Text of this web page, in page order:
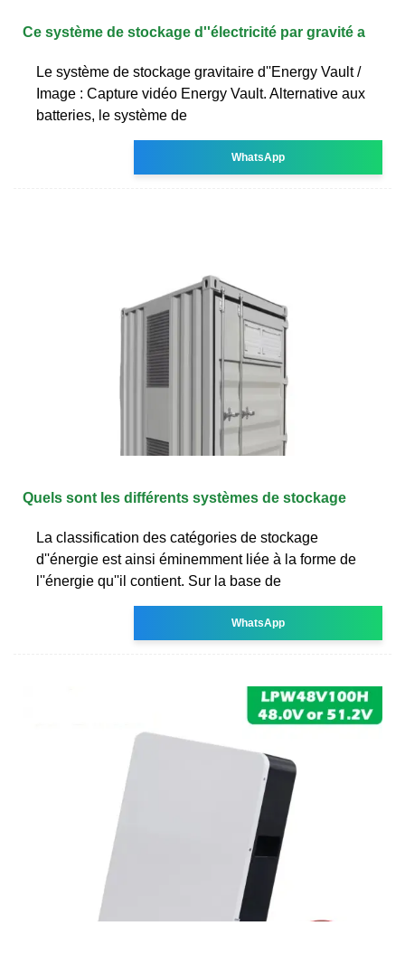
Ce système de stockage d''électricité par gravité a
Le système de stockage gravitaire d''Energy Vault /
Image : Capture vidéo Energy Vault. Alternative aux
batteries, le système de
WhatsApp
Quels sont les différents systèmes de stockage
La classification des catégories de stockage
d''énergie est ainsi éminemment liée à la forme de
l''énergie qu''il contient. Sur la base de
WhatsApp